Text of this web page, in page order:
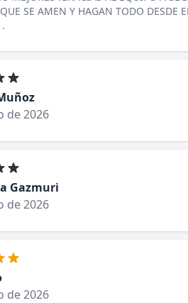
SE AMEN Y HAGAN TODO DESDE
de 2026
Gazmuri
de 2026
de 2026